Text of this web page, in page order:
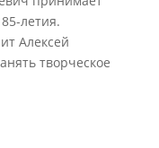
летия.
Алексей
творческое